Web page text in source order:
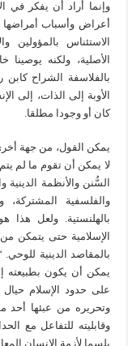
وإنما أراد أن يفكر في
أعراض وأسباب أمراضها
الاستئناس بالمؤولين
الأصلية، ولكنه
الأوبة إلى الذات، إلى
كان أو وجودا مطلقا.
يمكن القول، من جهة
لا يمكن أن تقوم ما لم
السُّنن والأنظمة الدينية
والفلسفية
بالهلنستية. ولعل
الإسلامية حتى يتمكن
بالمقاصد الدينية
يمكن أن يكون بطبيعته
على حدود الإسلام حيال
وتحريره من عبئها أحد
وقابليته للتفاعل مع
بلسما لأزمة الإنسان